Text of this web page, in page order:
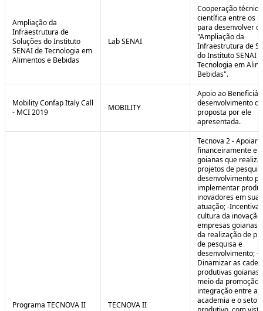
Ampliação da
Infraestrutura de
Soluções do Instituto
SENAI de Tecnologia em
Alimentos e Bebidas
Lab SENAI
Cooperação
científica entre os
para desenvolver o
"Ampliação da
Infraestrutura de
do Instituto SENAI
Tecnologia em
Bebidas".
Mobility Confap Italy Call
- MCI 2019
MOBILITY
Apoio ao
desenvolvimento da
proposta por ele
apresentada.
Programa TECNOVA II TECNOVA II
Tecnova 2 - Apoiar
financeiramente
goianas que
projetos de
desenvolvimento
implementar
inovadores em sua
atuação; -
cultura da inovação
empresas goianas
da realização de
de pesquisa e
desenvolvimento; -
Dinamizar as
produtivas goianas
meio da promoção
integração entre a
academia e o setor